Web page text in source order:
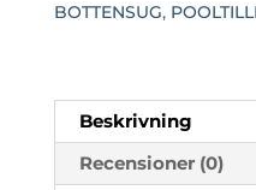
BOTTENSUG,
Beskrivning
Recensioner (0)